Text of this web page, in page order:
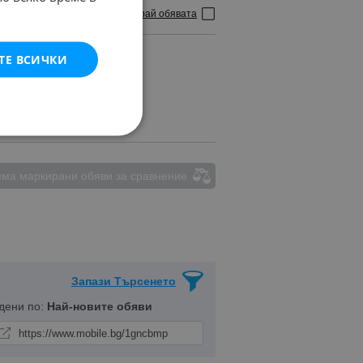
Маркирай обявата
маркирани обяви за сравнение
Запази Търсенето
по: Най-новите обяви
ВСИЧКИ